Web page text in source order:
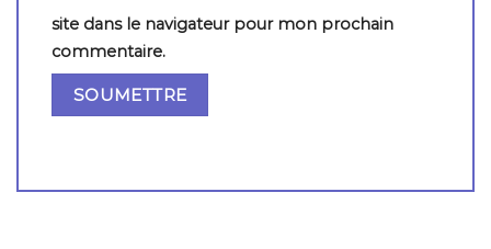
site dans le navigateur pour mon prochain
commentaire.